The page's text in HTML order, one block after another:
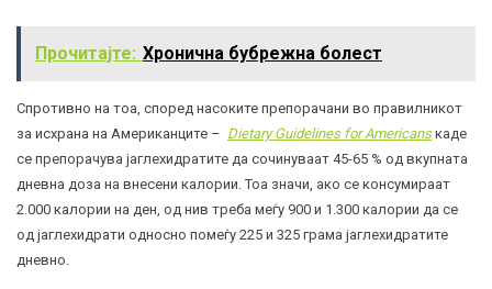
Прочитајте: Хронична бубрежна болест
Спротивно на тоа, според насоките препорачани во правилникот
за исхрана на Американците – Dietary Guidelines for Americansкаде
се препорачува јаглехидратите да сочинуваат 45-65 % од вкупната
дневна доза на внесени калории. Тоа значи, ако се консумираат
2.000 калории на ден, од нив треба меѓу 900 и 1.300 калории да се
од јаглехидрати односно помеѓу 225 и 325 грама јаглехидратите
дневно.